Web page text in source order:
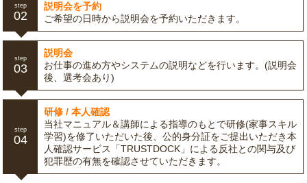
step
02
説明会を予約
ご希望の日時から説明会を予約いただきます。
step
03
説明会
お仕事の進め方やシステムの説明などを行います。(説明会
後、選考会あり)
step
04
研修 / 本人確認
当社マニュアル＆講師による指導のもとで研修(家事スキル
学習)を修了いただいた後、公的身分証をご提出いただき本
人確認サービス「TRUSTDOCK」による反社との関与及び
犯罪歴の有無を確認させていただきます。